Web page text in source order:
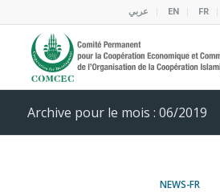
عربي EN FR
Archive pour le mois : 06/2019
NEWS-FR